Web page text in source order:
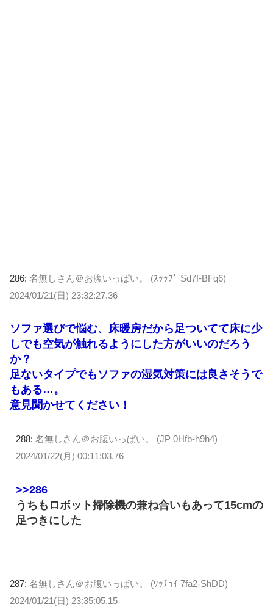
286: 名無しさん＠お腹いっぱい。 (ｽｯｯﾌﾟ Sd7f-BFq6)
2024/01/21(日) 23:32:27.36
ソファ選びで悩む、床暖房だから足ついてて床に少
しでも空気が触れるようにした方がいいのだろう
か？
足ないタイプでもソファの湿気対策には良さそうで
もある…。
意見聞かせてください！
288: 名無しさん＠お腹いっぱい。 (JP 0Hfb-h9h4)
2024/01/22(月) 00:11:03.76
>>286
うちもロボット掃除機の兼ね合いもあって15cmの
足つきにした
287: 名無しさん＠お腹いっぱい。 (ﾜｯﾁｮｲ 7fa2-ShDD)
2024/01/21(日) 23:35:05.15